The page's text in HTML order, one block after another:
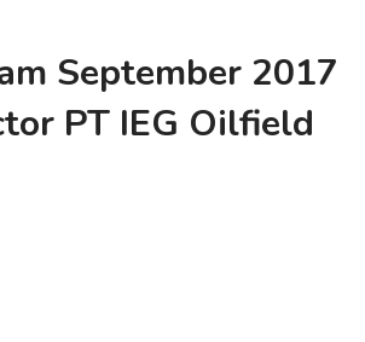
September 2017
PT IEG Oilfield